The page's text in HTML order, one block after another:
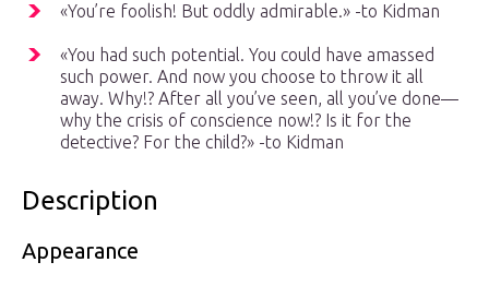
«You’re foolish! But oddly admirable.» -to Kidman
«You had such potential. You could have amassed
such power. And now you choose to throw it all
away. Why!? After all you’ve seen, all you’ve done—
why the crisis of conscience now!? Is it for the
detective? For the child?» -to Kidman
Description
Appearance